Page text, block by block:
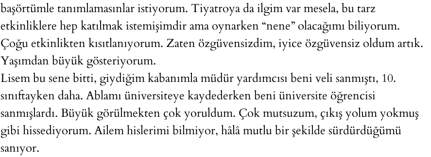
başörtümle tanımlamasınlar istiyorum. Tiyatroya da ilgim var mesela, bu tarz
etkinliklere hep katılmak istemişimdir ama oynarken “nene” olacağımı biliyorum.
Çoğu etkinlikten kısıtlanıyorum. Zaten özgüvensizdim, iyice özgüvensiz oldum artık.
Yaşımdan büyük gösteriyorum.
Lisem bu sene bitti, giydiğim kabanımla müdür yardımcısı beni veli sanmıştı, 10.
sınıftayken daha. Ablamı üniversiteye kaydederken beni üniversite öğrencisi
sanmışlardı. Büyük görülmekten çok yoruldum. Çok mutsuzum, çıkış yolum yokmuş
gibi hissediyorum. Ailem hislerimi bilmiyor, hâlâ mutlu bir şekilde sürdürdüğümü
sanıyor.